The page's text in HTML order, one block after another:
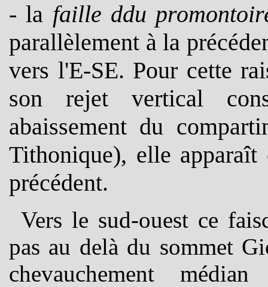
- la faille ddu
parallèlement à la
vers l'E-SE. Pour cette
son rejet vertical
abaissement du
Tithonique), elle
précédent.
Vers le sud-ouest ce
pas au delà du sommet
chevauchement